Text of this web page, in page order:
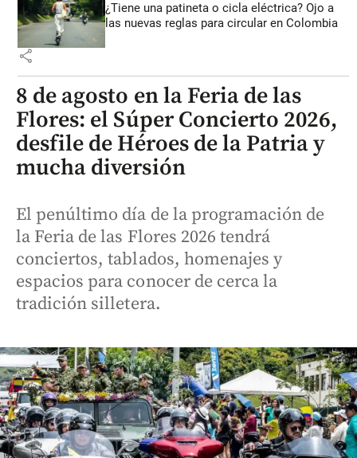
¿Tiene una patineta o cicla eléctrica? Ojo a
las nuevas reglas para circular en Colombia
share
8 de agosto en la Feria de las
Flores: el Súper Concierto 2026,
desfile de Héroes de la Patria y
mucha diversión
El penúltimo día de la programación de
la Feria de las Flores 2026 tendrá
conciertos, tablados, homenajes y
espacios para conocer de cerca la
tradición silletera.